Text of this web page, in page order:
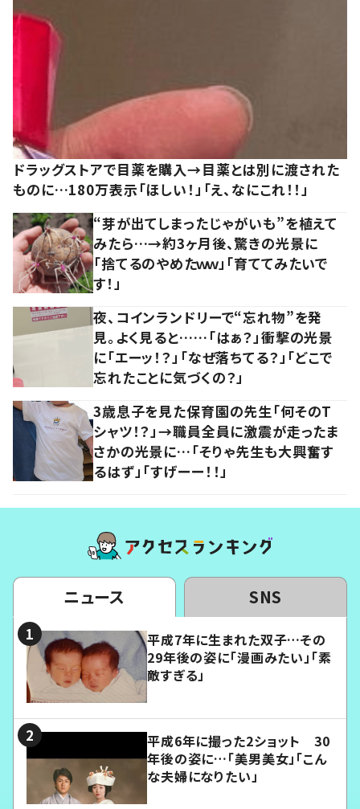
ドラッグストアで目薬を購入→目薬とは別に渡された
ものに…180万表示「ほしい！」「え、なにこれ！！」
“芽が出てしまったじゃがいも”を植えて
みたら…→約3ヶ月後、驚きの光景に
「捨てるのやめたｗｗ」「育ててみたいで
す！」
夜、コインランドリーで“忘れ物”を発
見。よく見ると……「はぁ？」衝撃の光景
に「エーッ！？」「なぜ落ちてる？」「どこで
忘れたことに気づくの？」
3歳息子を見た保育園の先生「何そのT
シャツ！？」→職員全員に激震が走ったま
さかの光景に…「そりゃ先生も大興奮す
るはず」「すげーー！！」
ニュース SNS
平成7年に生まれた双子…その
29年後の姿に「漫画みたい」「素
敵すぎる」
平成6年に撮った2ショット 30
年後の姿に…「美男美女」「こん
な夫婦になりたい」